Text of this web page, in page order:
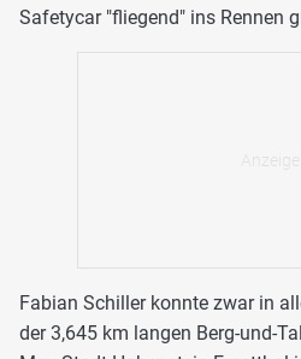
Safetycar "fliegend" ins Rennen
Fabian Schiller konnte zwar in
der 3,645 km langen Berg-und-